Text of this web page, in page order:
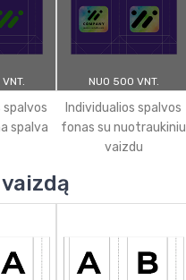
spalvos
spalva
NUO 500 VNT.
Individualios spalvos
fonas su nuotraukiniu
vaizdu